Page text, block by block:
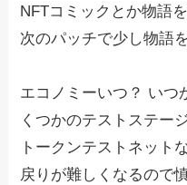
NFTコミックとか物語
次のパッチで少し物語
エコノミーいつ？ いつ
くつかのテストステー
トークンテストネット
戻りが難しくなるので